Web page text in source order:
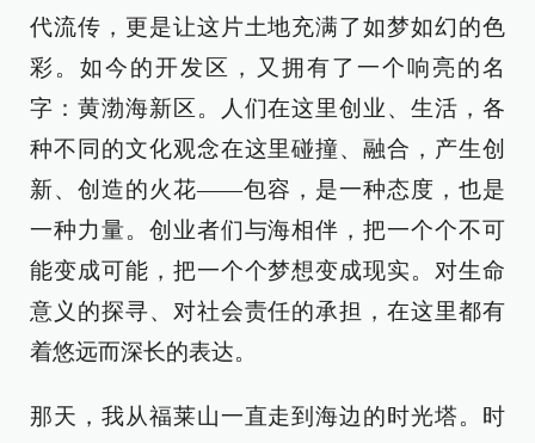
代流传，更是让这片土地充满了如梦如幻的色
彩。如今的开发区，又拥有了一个响亮的名
字：黄渤海新区。人们在这里创业、生活，各
种不同的文化观念在这里碰撞、融合，产生创
新、创造的火花——包容，是一种态度，也是
一种力量。创业者们与海相伴，把一个个不可
能变成可能，把一个个梦想变成现实。对生命
意义的探寻、对社会责任的承担，在这里都有
着悠远而深长的表达。
那天，我从福莱山一直走到海边的时光塔。时